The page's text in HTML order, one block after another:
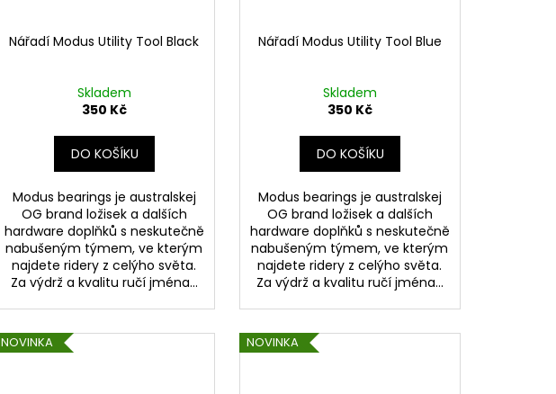
Nářadí Modus Utility Tool Black
Skladem
350 Kč
DO KOŠÍKU
Modus bearings je australskej
OG brand ložisek a dalších
hardware doplňků s neskutečně
nabušeným týmem, ve kterým
najdete ridery z celýho světa.
Za výdrž a kvalitu ručí jména...
Nářadí Modus Utility Tool Blue
Skladem
350 Kč
DO KOŠÍKU
Modus bearings je australskej
OG brand ložisek a dalších
hardware doplňků s neskutečně
nabušeným týmem, ve kterým
najdete ridery z celýho světa.
Za výdrž a kvalitu ručí jména...
NOVINKA NOVINKA